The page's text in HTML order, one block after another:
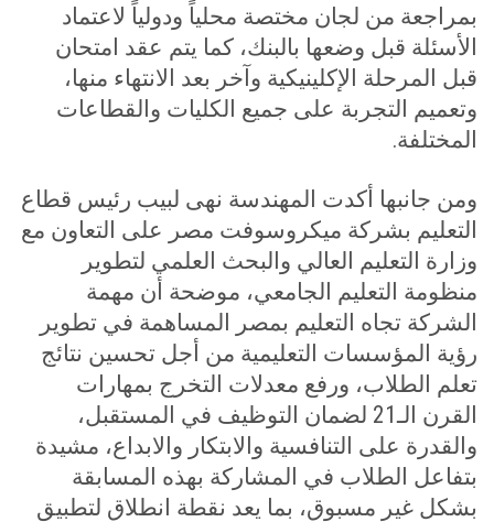
بمراجعة من لجان مختصة محلياً ودولياً لاعتماد
الأسئلة قبل وضعها بالبنك، كما يتم عقد امتحان
قبل المرحلة الإكلينيكية وآخر بعد الانتهاء منها،
وتعميم التجربة على جميع الكليات والقطاعات
المختلفة.
ومن جانبها أكدت المهندسة نهى لبيب رئيس قطاع
التعليم بشركة ميكروسوفت مصر على التعاون مع
وزارة التعليم العالي والبحث العلمي لتطوير
منظومة التعليم الجامعي، موضحة أن مهمة
الشركة تجاه التعليم بمصر المساهمة في تطوير
رؤية المؤسسات التعليمية من أجل تحسين نتائج
تعلم الطلاب، ورفع معدلات التخرج بمهارات
القرن الـ21 لضمان التوظيف في المستقبل،
والقدرة على التنافسية والابتكار والابداع، مشيدة
بتفاعل الطلاب في المشاركة بهذه المسابقة
بشكل غير مسبوق، بما يعد نقطة انطلاق لتطبيق